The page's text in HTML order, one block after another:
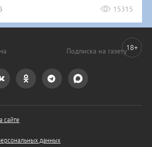
15315
Подписка на газету
сайте
данных
18+